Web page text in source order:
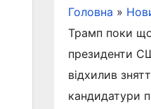
Головна »
Трамп поки
президенти
відхилив
кандидатури